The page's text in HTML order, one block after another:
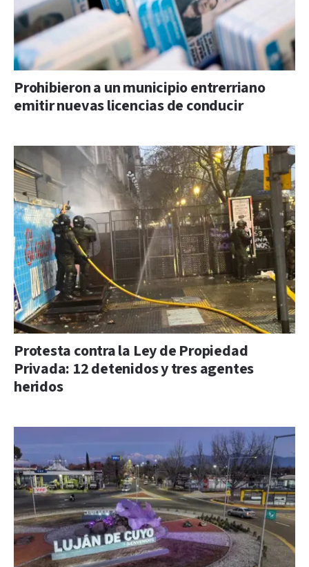
Prohibieron a un municipio entrerriano
emitir nuevas licencias de conducir
Protesta contra la Ley de Propiedad
Privada: 12 detenidos y tres agentes
heridos